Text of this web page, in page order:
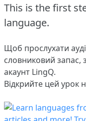
This is the first
language.
Щоб прослухати
словниковий запас,
акаунт LingQ.
Відкрийте цей урок